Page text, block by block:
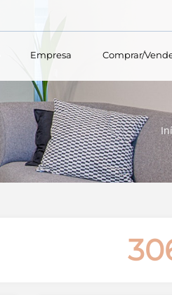
Empresa Comprar/